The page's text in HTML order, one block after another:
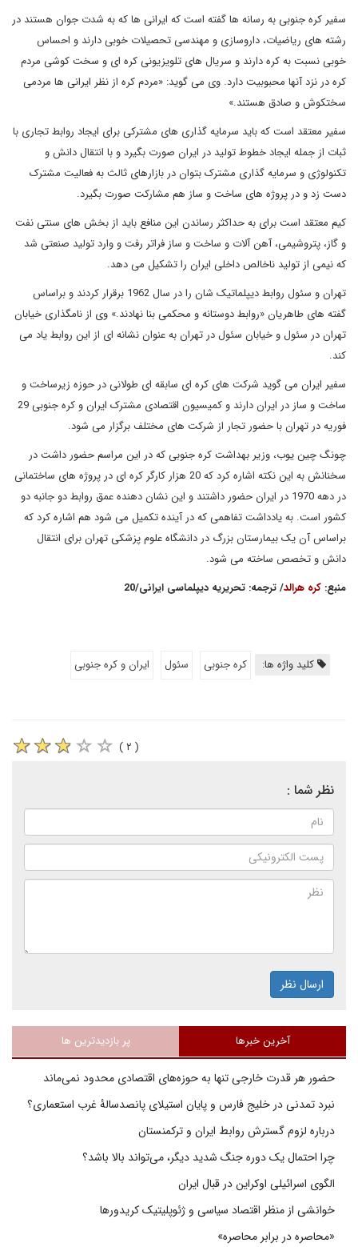
سفیر کره جنوبی به رسانه ها گفته است که ایرانی ها که به شدت جوان هستند در
رشته های ریاضیات، داروسازی و مهندسی تحصیلات خوبی دارند و احساس
خوبی نسبت به کره دارند و سریال های تلویزیونی کره ای و سخت کوشی مردم
کره در نزد آنها محبوبیت دارد. وی می گوید: «مردم کره از نظر ایرانی ها مردمی
سختکوش و صادق هستند.»
سفیر معتقد است که باید سرمایه گذاری های مشترکی برای ایجاد روابط تجاری با
ثبات از جمله ایجاد خطوط تولید در ایران صورت بگیرد و با انتقال دانش و
تکنولوژی و سرمایه گذاری مشترک بتوان در بازارهای ثالث به فعالیت مشترک
دست زد و در پروژه های ساخت و ساز هم مشارکت صورت بگیرد.
کیم معتقد است برای به حداکثر رساندن این منافع باید از بخش های سنتی نفت
و گاز، پتروشیمی، آهن آلات و ساخت و ساز فراتر رفت و وارد تولید صنعتی شد
که نیمی از تولید ناخالص داخلی ایران را تشکیل می دهد.
تهران و سئول روابط دیپلماتیک شان را در سال 1962 برقرار کردند و براساس
گفته های طاهریان «روابط دوستانه و محکمی بنا نهادند.» وی از نامگذاری خیابان
تهران در سئول و خیابان سئول در تهران به عنوان نشانه ای از این روابط یاد می
کند.
سفیر ایران می گوید شرکت های کره ای سابقه ای طولانی در حوزه زیرساخت و
ساخت و ساز در ایران دارند و کمیسیون اقتصادی مشترک ایران و کره جنوبی 29
فوریه در تهران با حضور تجار از شرکت های مختلف برگزار می شود.
چونگ چین یوب، وزیر بهداشت کره جنوبی که در این مراسم حضور داشت در
سخنانش به این نکته اشاره کرد که 20 هزار کارگر کره ای در پروژه های ساختمانی
در دهه 1970 در ایران حضور داشتند و این نشان دهنده عمق روابط دو جانبه دو
کشور است. به یادداشت تفاهمی که در آینده تکمیل می شود هم اشاره کرد که
براساس آن یک بیمارستان بزرگ در دانشگاه علوم پزشکی تهران برای انتقال
دانش و تخصص ساخته می شود.
منبع: کره هرالد/ ترجمه: تحریریه دیپلماسی ایرانی/20
کلید واژه ها: کره جنوبی سئول ایران و کره جنوبی
( ۲ )
نظر شما :
ارسال نظر
آخرین خبرها پر بازدیدترین ها
حضور هر قدرت خارجی تنها به حوزه‌های اقتصادی محدود نمی‌ماند
نبرد تمدنی در خلیج فارس و پایان استیلای پانصدسالۀ غرب استعماری؟
درباره لزوم گسترش روابط ایران و ترکمنستان
چرا احتمال یک دوره جنگ شدید دیگر، می‌تواند بالا باشد؟
الگوی اسرائیلی اوکراین در قبال ایران
خوانشی از منظر اقتصاد سیاسی و ژئوپلیتیک کریدورها
«محاصره در برابر محاصره»